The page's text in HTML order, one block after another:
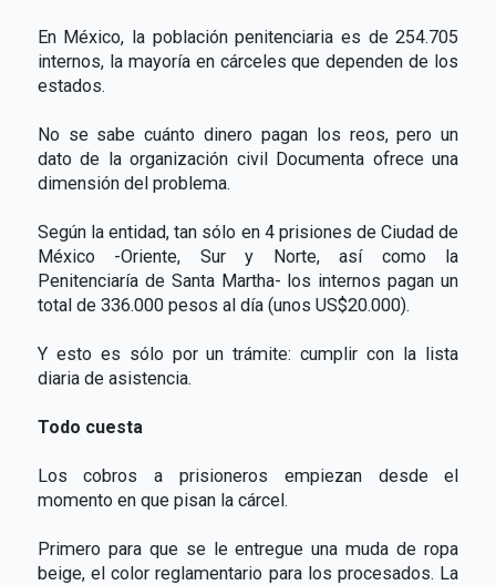
En México, la población penitenciaria es de 254.705
internos, la mayoría en cárceles que dependen de los
estados.
No se sabe cuánto dinero pagan los reos, pero un
dato de la organización civil Documenta ofrece una
dimensión del problema.
Según la entidad, tan sólo en 4 prisiones de Ciudad de
México -Oriente, Sur y Norte, así como la
Penitenciaría de Santa Martha- los internos pagan un
total de 336.000 pesos al día (unos US$20.000).
Y esto es sólo por un trámite: cumplir con la lista
diaria de asistencia.
Todo cuesta
Los cobros a prisioneros empiezan desde el
momento en que pisan la cárcel.
Primero para que se le entregue una muda de ropa
beige, el color reglamentario para los procesados. La